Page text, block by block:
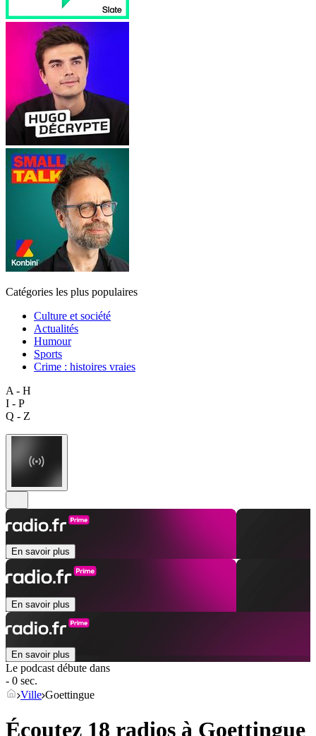
Catégories les plus populaires
Culture et société
Actualités
Humour
Sports
Crime : histoires vraies
A - H
I - P
Q - Z
En savoir plus
En savoir plus
En savoir plus
Le podcast débute dans
- 0 sec.
Ville Goettingue
Écoutez 18 radios à Goettingue